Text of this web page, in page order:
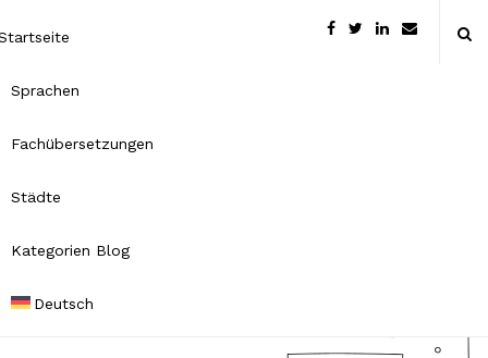
Sprachen
Fachübersetzungen
Städte
Kategorien Blog
Deutsch